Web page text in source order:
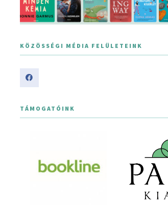
KÖZÖSSÉGI MÉDIA FELÜLETEINK
TÁMOGATÓINK